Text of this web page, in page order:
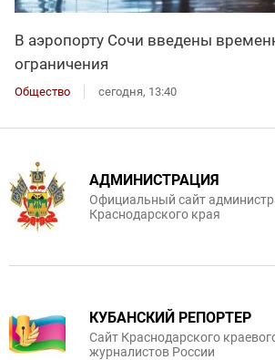
В аэропорту Сочи введены
ограничения
Общество сегодня, 13:40
АДМИНИСТРАЦИЯ
Официальный сайт
Краснодарского края
КУБАНСКИЙ РЕПОРТЕР
Сайт Краснодарского
журналистов России